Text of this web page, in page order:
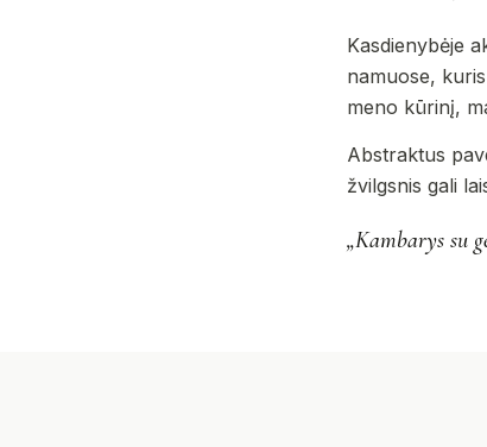
Kasdienybėje
namuose,
meno kūrinį,
Abstraktus
žvilgsnis gali
„Kambarys su